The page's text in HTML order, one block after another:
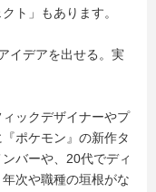
ト」もあります。
イデアを出せる。実
ックデザイナーやプ
ポケモン』の新作タ
バーや、20代でディ
次や職種の垣根がな